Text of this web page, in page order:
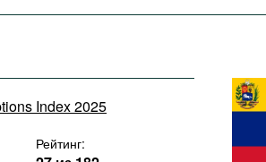
Index 2025
Рейтинг: